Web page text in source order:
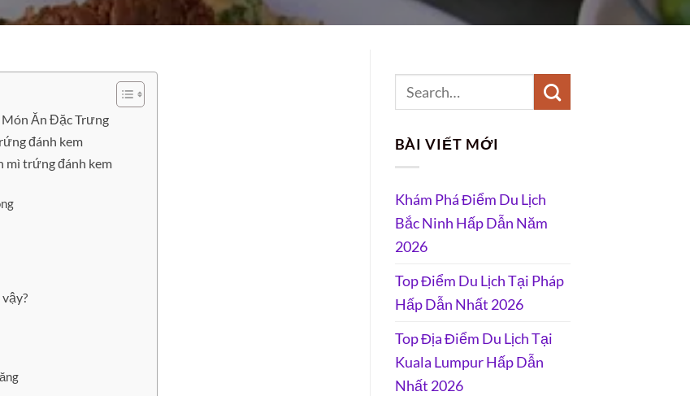
Ăn Đặc Trưng
đánh kem
mì trứng đánh kem
BÀI VIẾT MỚI
Khám Phá Điểm Du Lịch
Bắc Ninh Hấp Dẫn Năm
2026
Top Điểm Du Lịch Tại Pháp
Hấp Dẫn Nhất 2026
Top Địa Điểm Du Lịch Tại
Kuala Lumpur Hấp Dẫn
Nhất 2026